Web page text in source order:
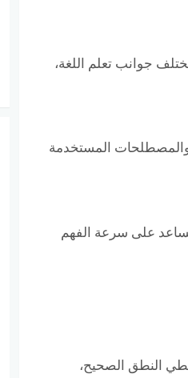
جوانب تعلم اللغة،
والمصطلحات المستخدمة
على سرعة الفهم
النطق الصحيح،